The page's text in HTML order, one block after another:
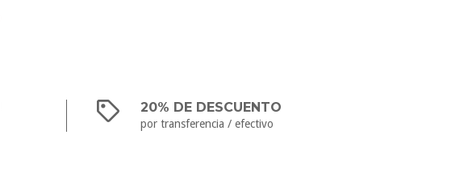
20% DE DESCUENTO
por transferencia / efectivo